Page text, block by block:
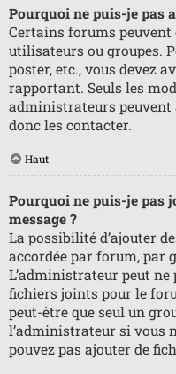
Pourquoi ne puis-je pas
Certains forums
utilisateurs ou groupes.
poster, etc., vous devez
rapportant. Seuls les
administrateurs peuvent
donc les contacter.
Haut
Pourquoi ne puis-je pas
message ?
La possibilité d’ajouter
accordée par forum, par
L’administrateur peut ne
fichiers joints pour le
peut-être que seul un
l’administrateur si vous
pouvez pas ajouter de